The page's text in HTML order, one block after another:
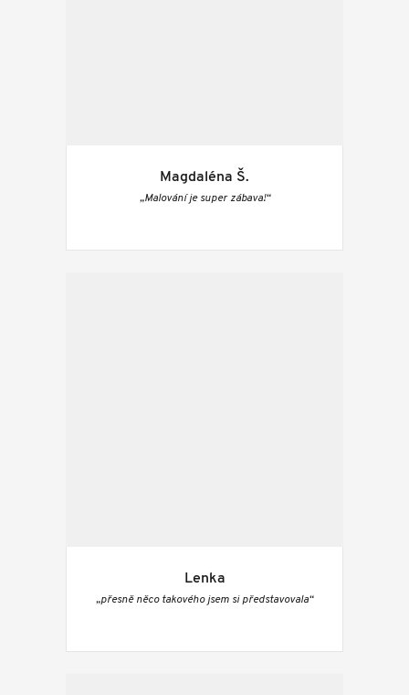
Magdaléna Š.
„Malování je super zábava!“
Lenka
„přesně něco takového jsem si představovala“